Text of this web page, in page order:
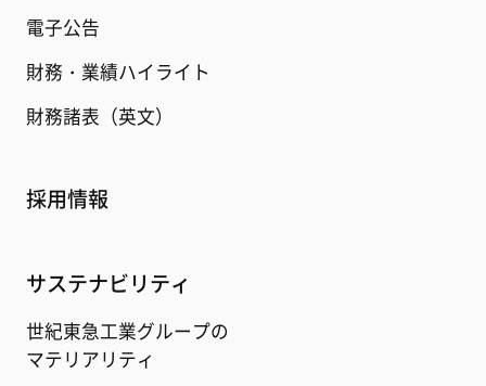
電子公告
財務・業績ハイライト
財務諸表（英文）
採用情報
サステナビリティ
世紀東急工業グループの
マテリアリティ